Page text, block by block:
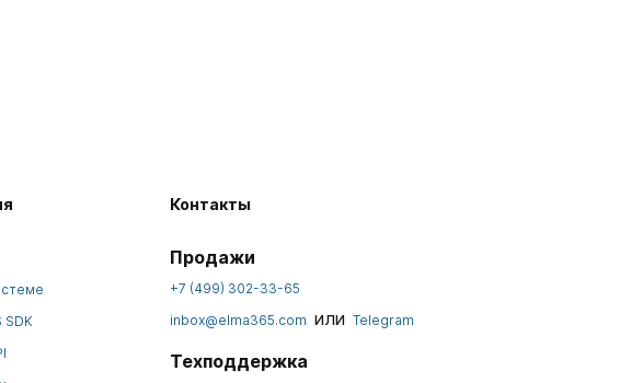
SDK
Контакты
Продажи
+7 (499) 302-33-65
inbox@elma365.com или Telegram
Техподдержка